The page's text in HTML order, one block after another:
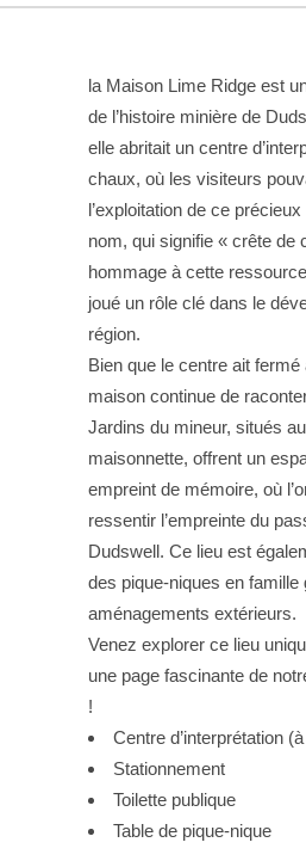
la Maison Lime Ridge est
de l’histoire minière de
elle abritait un centre
chaux, où les visiteurs
l’exploitation de ce
nom, qui signifie « crête de
hommage à cette
joué un rôle clé dans le
région.
Bien que le centre ait fermé
maison continue de
Jardins du mineur, situés
maisonnette, offrent un
empreint de mémoire, où
ressentir l’empreinte du
Dudswell. Ce lieu est
des pique-niques en famille
aménagements extérieurs.
Venez explorer ce lieu
une page fascinante de
!
Centre d’interprétation
Stationnement
Toilette publique
Table de pique-nique